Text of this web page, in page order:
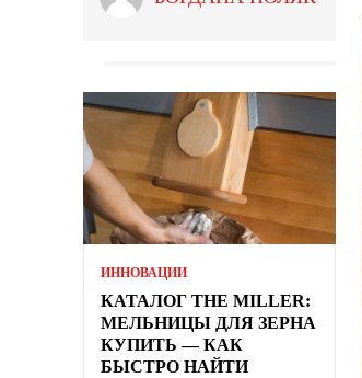
ИННОВАЦИИ
КАТАЛОГ THE MILLER:
МЕЛЬНИЦЫ ДЛЯ ЗЕРНА
КУПИТЬ — КАК
БЫСТРО НАЙТИ